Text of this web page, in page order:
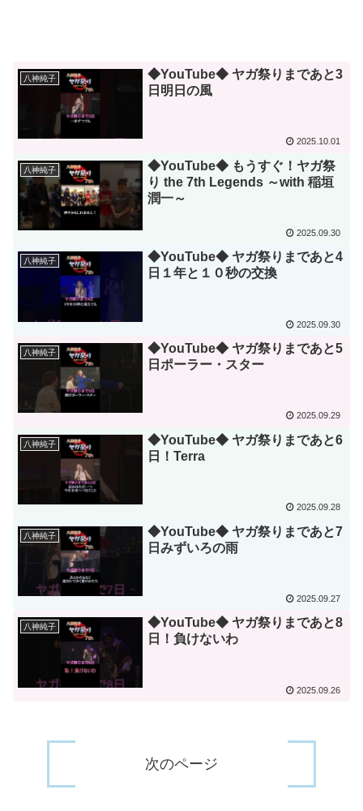
八神純子
◆YouTube◆ ヤガ祭りまであと3
日明日の風
2025.10.01
八神純子
◆YouTube◆ もうすぐ！ヤガ祭
り the 7th Legends ～with 稲垣
潤一～
2025.09.30
八神純子
◆YouTube◆ ヤガ祭りまであと4
日１年と１０秒の交換
2025.09.30
八神純子
◆YouTube◆ ヤガ祭りまであと5
日ポーラー・スター
2025.09.29
八神純子
◆YouTube◆ ヤガ祭りまであと6
日！Terra
2025.09.28
八神純子
◆YouTube◆ ヤガ祭りまであと7
日みずいろの雨
2025.09.27
八神純子
◆YouTube◆ ヤガ祭りまであと8
日！負けないわ
2025.09.26
次のページ